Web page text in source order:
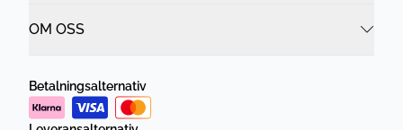
OM OSS
Betalningsalternativ